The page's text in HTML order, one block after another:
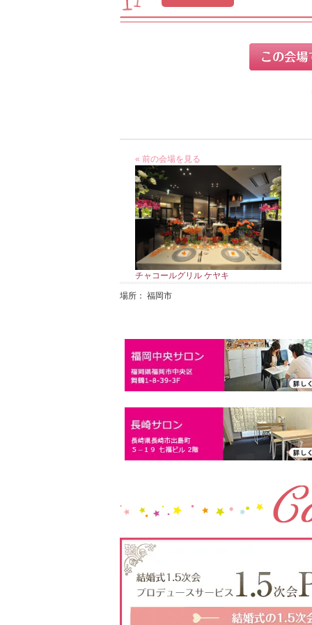
« 前の会場を見る
チャコールグリル ケヤキ
場所： 福岡市